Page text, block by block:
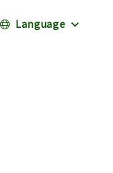
Language